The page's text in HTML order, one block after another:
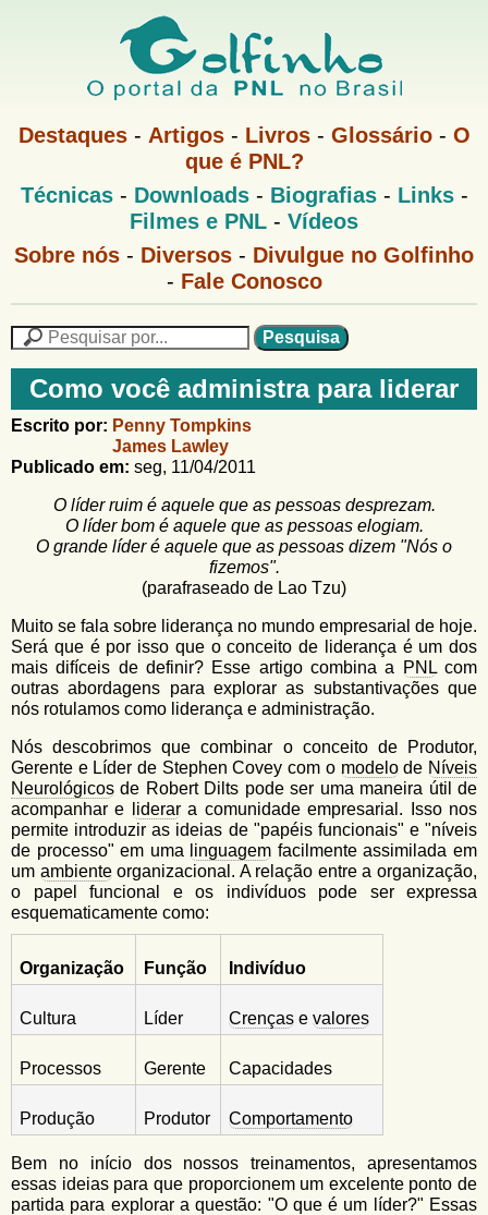
Pular
para
o
principal
G
f
i
n
h
o
M
u
Destaques- Artigos- Livros- Glossário- O
que é PNL?
M
e
P
Técnicas- Downloads- Biografias- Links-
Filmes e PNL - Vídeos
G
n
M
n
Sobre nós - Diversos - Divulgue no Golfinho
- Fale Conosco
F
r
m
i
o
d
e
b
u
s
c
a
e
u
s
i
n
h
o
Como você administra para liderar
Escrito por: Penny Tompkins
James Lawley
Publicado em: seg, 11/04/2011
O líder ruim é aquele que as pessoas desprezam.
O líder bom é aquele que as pessoas elogiam.
O grande líder é aquele que as pessoas dizem "Nós o
fizemos".
(parafraseado de Lao Tzu)
Muito se fala sobre liderança no mundo empresarial de hoje.
Será que é por isso que o conceito de liderança é um dos
mais difíceis de definir? Esse artigo combina a
PNLcom
outras abordagens para explorar as substantivações que
nós rotulamos como liderança e administração.
Nós descobrimos que combinar o conceito de Produtor,
Gerente e Líder de Stephen Covey com o modelode Níveis
Neurológicos de Robert Dilts pode ser uma maneira útil de
acompanhar e
liderara comunidade empresarial. Isso nos
permite introduzir as ideias de "papéis funcionais" e "níveis
de processo" em uma
linguagem facilmente assimilada em
um ambienteorganizacional. A relação entre a organização,
o papel funcional e os indivíduos pode ser expressa
esquematicamente como:
Organização Função Indivíduo
Cultura Líder Crenças e valores
Processos Gerente Capacidades
Produção Produtor Comportamento
Bem no início dos nossos treinamentos, apresentamos
essas ideias para que proporcionem um excelente ponto de
partida para explorar a questão: "O que é um líder?" Essas